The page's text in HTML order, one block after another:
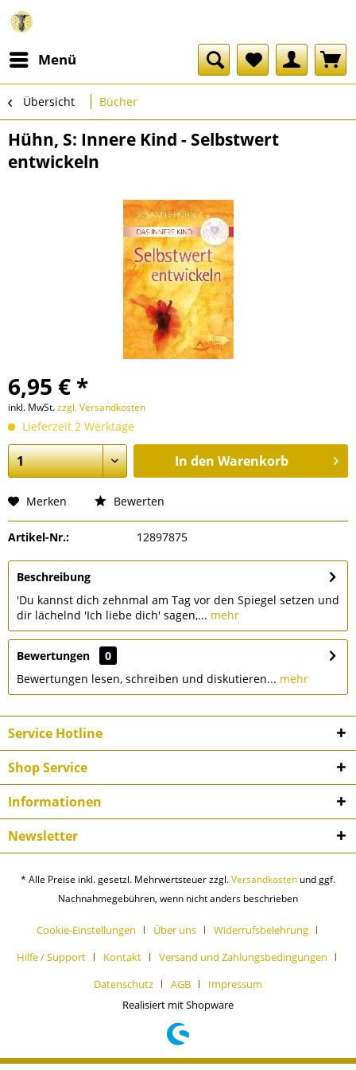
Menü
Übersicht Bücher
Hühn, S: Innere Kind - Selbstwert
entwickeln
6,95 € *
inkl. MwSt.zzgl. Versandkosten
Lieferzeit 2 Werktage
In den Warenkorb
Merken Bewerten
Artikel-Nr.: 12897875
Beschreibung
'Du kannst dich zehnmal am Tag vor den Spiegel setzen und
dir lächelnd 'Ich liebe dich' sagen,... mehr
Bewertungen
0
Bewertungen lesen, schreiben und diskutieren... mehr
Service Hotline
Shop Service
Informationen
Newsletter
* Alle Preise inkl. gesetzl. Mehrwertsteuer zzgl.Versandkosten und ggf.
Nachnahmegebühren, wenn nicht anders beschrieben
Cookie-Einstellungen Über uns
Widerrufsbelehrung
Hilfe / Support
Kontakt
Versand und Zahlungsbedingungen
Datenschutz
AGB
Impressum
Realisiert mit Shopware